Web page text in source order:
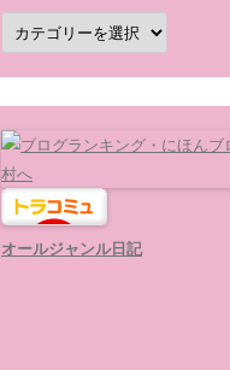
カ
テ
ゴ
オールジャンル日記